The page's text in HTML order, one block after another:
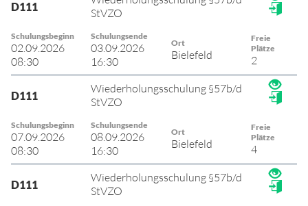
D111
StVZO
Schulungsbeginn
02.09.2026
08:30
Schulungsende
03.09.2026
16:30
Ort
Bielefeld
Freie
Plätze
2
D111
Wiederholungsschulung §57b/d
StVZO
Schulungsbeginn
07.09.2026
08:30
Schulungsende
08.09.2026
16:30
Ort
Bielefeld
Freie
Plätze
4
D111
Wiederholungsschulung §57b/d
StVZO